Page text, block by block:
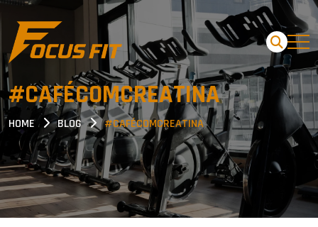
#CAFÉCOMCREATINA
HOME BLOG #CAFÉCOMCREATINA